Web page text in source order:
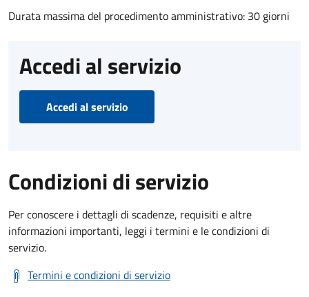
Durata massima del procedimento amministrativo: 30 giorni
Accedi al servizio
Accedi al servizio
Condizioni di servizio
Per conoscere i dettagli di scadenze, requisiti e altre
informazioni importanti, leggi i termini e le condizioni di
servizio.
Termini e condizioni di servizio